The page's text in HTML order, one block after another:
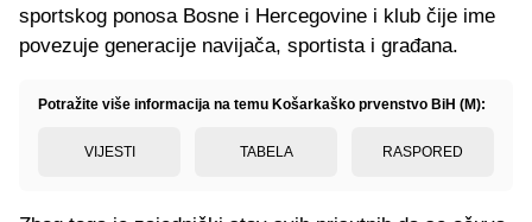
sportskog ponosa Bosne i Hercegovine i klub čije ime
povezuje generacije navijača, sportista i građana.
Potražite više informacija na temu Košarkaško prvenstvo BiH (M):
VIJESTI TABELA RASPORED